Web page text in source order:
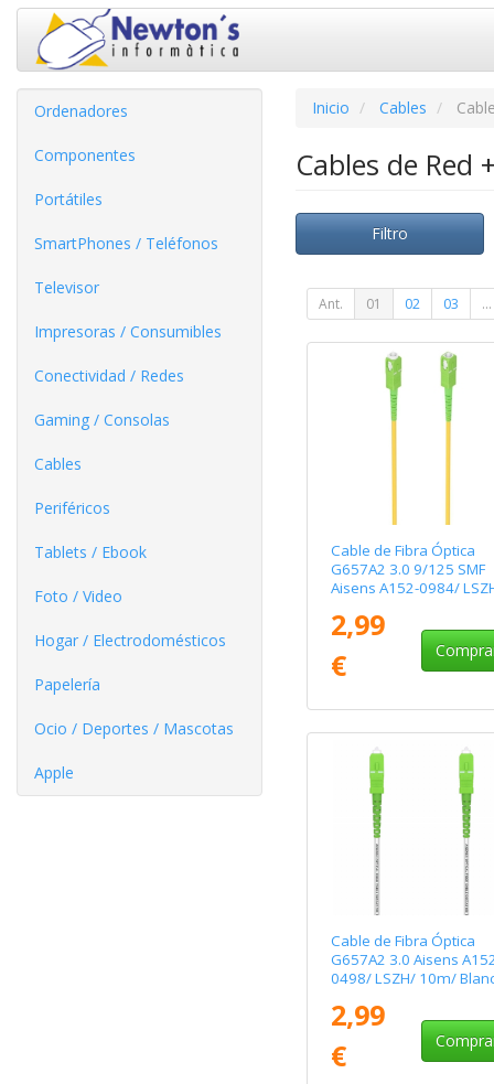
Ordenadores
Componentes
Portátiles
SmartPhones / Teléfonos
Televisor
Impresoras / Consumibles
Conectividad / Redes
Gaming / Consolas
Cables
Periféricos
Tablets / Ebook
Foto / Video
Hogar / Electrodomésticos
Papelería
Ocio / Deportes / Mascotas
Apple
Inicio Cables
Cables de Red
Filtro
Ant. 01 02 03 ...
Cable de Fibra Óptica
G657A2 3.0 9/125 SMF
Aisens A152-0984/
2,99
€
Cable de Fibra Óptica
G657A2 3.0 Aisens
0498/ LSZH/ 10m/
2,99
€